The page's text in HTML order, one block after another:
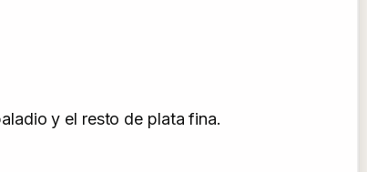
y el resto de plata fina.